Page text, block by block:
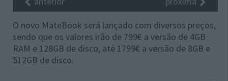
O novo MateBook será lançado com diversos preços,
sendo que os valores irão de 799€ a versão de 4GB
RAM e 128GB de disco, até 1799€ a versão de 8GB e
512GB de disco.